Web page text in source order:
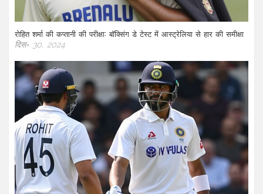
रोहित शर्मा की कप्तानी की परीक्षा: बॉक्सिंग डे टेस्ट में आस्ट्रेलिया से हार की समीक्षा
दिस॰ 30, 2024